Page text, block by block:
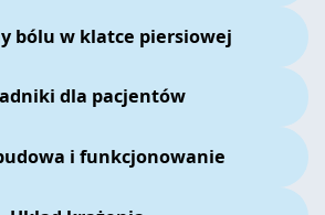
bólu w klatce piersiowej
dla pacjentów
i funkcjonowanie